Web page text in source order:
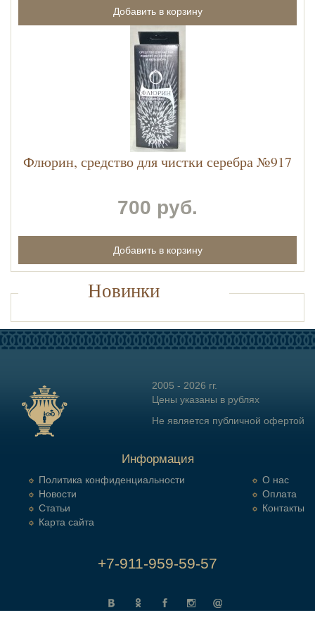
Флюрин, средство для чистки серебра №917
700 руб.
Новинки
2005 - 2026 гг.
Цены указаны в рублях
Не является публичной офертой
Информация
Политика конфиденциальности
Новости
Статьи
Карта сайта
О нас
Оплата
Контакты
+7-911-959-59-57